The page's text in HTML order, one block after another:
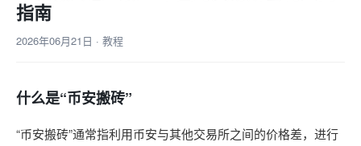
指南
2026年06月21日 · 教程
什么是“币安搬砖”
“币安搬砖”通常指利用币安与其他交易所之间的价格差，进行